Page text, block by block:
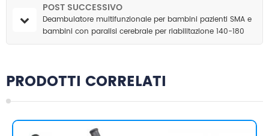
POST SUCCESSIVO
Deambulatore multifunzionale per bambini pazienti SMA e
bambini con paralisi cerebrale per riabilitazione 140-180
cm
PRODOTTI CORRELATI